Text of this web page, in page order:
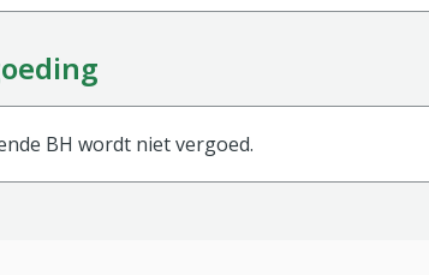
BH wordt niet vergoed.